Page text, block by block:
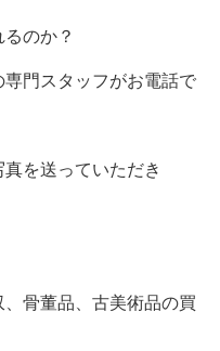
のか？
門スタッフがお電話で
を送っていただき
骨董品、古美術品の買